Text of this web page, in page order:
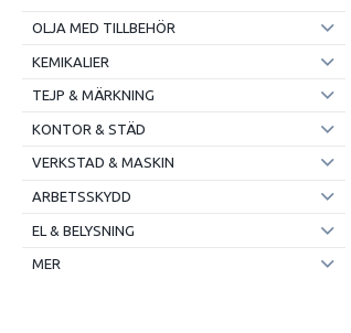
OLJA MED TILLBEHÖR
KEMIKALIER
TEJP & MÄRKNING
KONTOR & STÄD
VERKSTAD & MASKIN
ARBETSSKYDD
EL & BELYSNING
MER